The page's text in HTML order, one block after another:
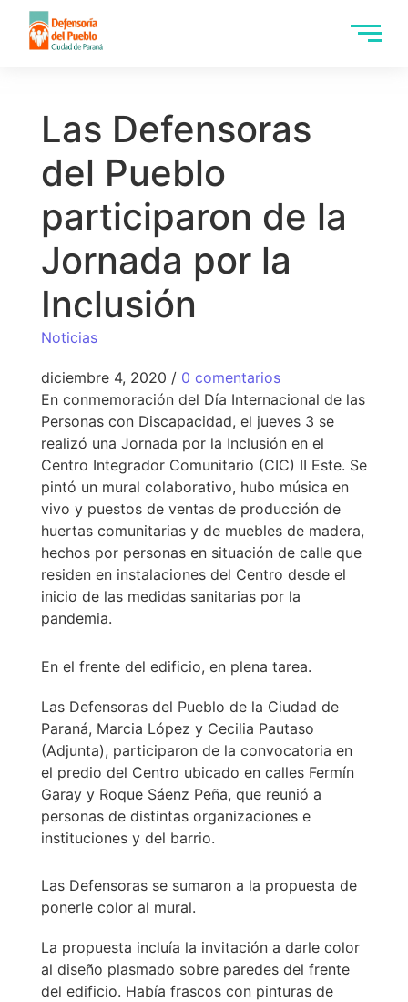
Las Defensoras
del Pueblo
participaron de la
Jornada por la
Inclusión
Noticias
diciembre 4, 2020 / 0 comentarios
En conmemoración del Día Internacional de las
Personas con Discapacidad, el jueves 3 se
realizó una Jornada por la Inclusión en el
Centro Integrador Comunitario (CIC) II Este. Se
pintó un mural colaborativo, hubo música en
vivo y puestos de ventas de producción de
huertas comunitarias y de muebles de madera,
hechos por personas en situación de calle que
residen en instalaciones del Centro desde el
inicio de las medidas sanitarias por la
pandemia.
En el frente del edificio, en plena tarea.
Las Defensoras del Pueblo de la Ciudad de
Paraná, Marcia López y Cecilia Pautaso
(Adjunta), participaron de la convocatoria en
el predio del Centro ubicado en calles Fermín
Garay y Roque Sáenz Peña, que reunió a
personas de distintas organizaciones e
instituciones y del barrio.
Las Defensoras se sumaron a la propuesta de
ponerle color al mural.
La propuesta incluía la invitación a darle color
al diseño plasmado sobre paredes del frente
del edificio. Había frascos con pinturas de